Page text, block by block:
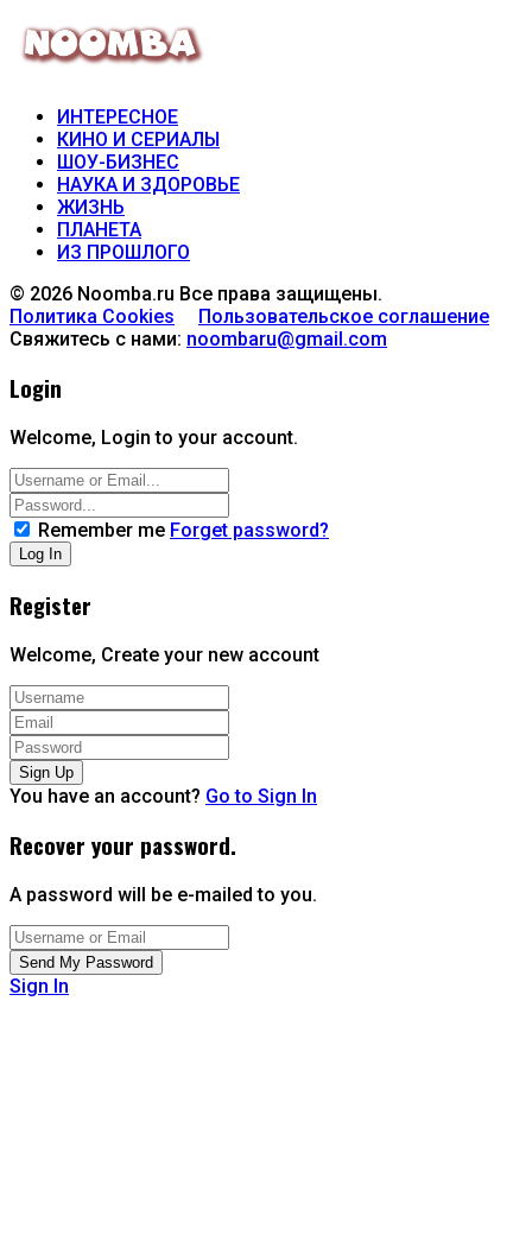
ИНТЕРЕСНОЕ
КИНО И СЕРИАЛЫ
ШОУ-БИЗНЕС
НАУКА И ЗДОРОВЬЕ
ЖИЗНЬ
ПЛАНЕТА
ИЗ ПРОШЛОГО
© 2026 Noomba.ru Все права защищены.
Политика Cookies
Пользовательское соглашение
Свяжитесь с нами: noombaru@gmail.com
Login
Welcome, Login to your account.
Remember me Forget password?
Register
Welcome, Create your new account
You have an account? Go to Sign In
Recover your password.
A password will be e-mailed to you.
Sign In